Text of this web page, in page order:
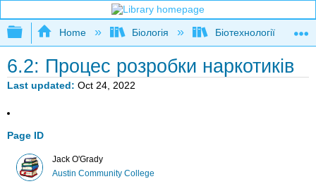
Expand/collapse global hierarchy
Home Біологія Біотехнології
6.2: Процес розробки наркотиків
Last updated Oct 24, 2022
Page ID
Jack O'Grady
Austin Community College